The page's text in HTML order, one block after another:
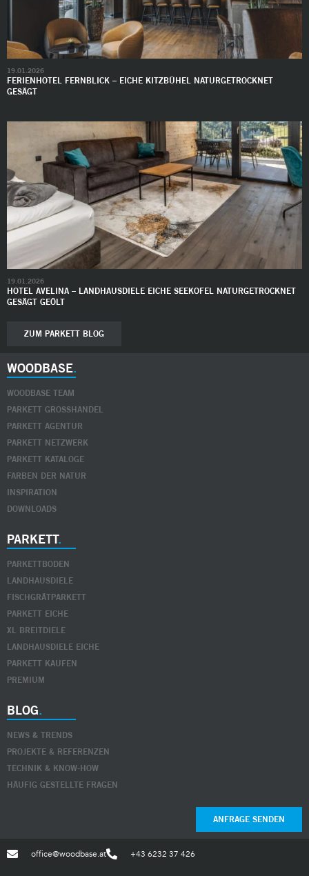
FERIENHOTEL FERNBLICK – EICHE KITZBÜHEL NATURGETROCKNET
GESÄGT
19.01.2026
HOTEL AVELINA – LANDHAUSDIELE EICHE SEEKOFEL NATURGETROCKNET
GESÄGT GEÖLT
19.01.2026
ZUM PARKETT BLOG
WOODBASE
WOODBASE TEAM
PARKETT GROSSHANDEL
PARKETT AGENTUR
PARKETT NETZWERK
PARKETT KATALOGE
FARBEN DER NATUR
INSPIRATION
DOWNLOADS
PARKETT
PARKETTBODEN
LANDHAUSDIELE
FISCHGRÄTPARKETT
PARKETT EICHE
XL BREITDIELE
LANDHAUSDIELE EICHE
PARKETT KAUFEN
PREMIUM
BLOG
NEWS & TRENDS
PROJEKTE & REFERENZEN
TECHNIK & KNOW-HOW
HÄUFIG GESTELLTE FRAGEN
ANFRAGE SENDEN
office@woodbase.at +43 6232 37 426